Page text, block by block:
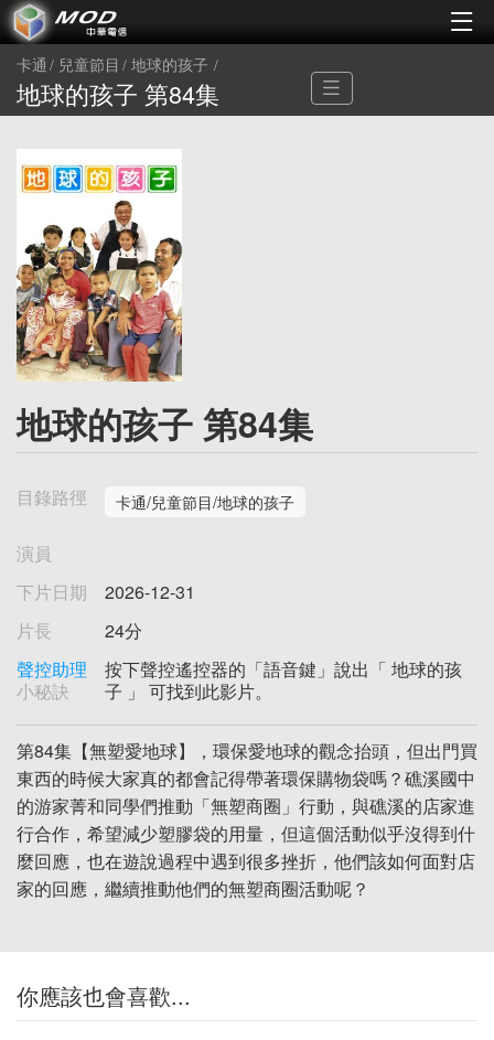
卡通 兒童節目 地球的孩子
地球的孩子 第84集
地球的孩子 第84集
目錄路徑 卡通/兒童節目/地球的孩子
演員
下片日期
2026-12-31
片長
24分
聲控助理
小秘訣
按下聲控遙控器的「語音鍵」說出「 地球的孩
子 」 可找到此影片。
第84集【無塑愛地球】，環保愛地球的觀念抬頭，但出門買
東西的時候大家真的都會記得帶著環保購物袋嗎？礁溪國中
的游家菁和同學們推動「無塑商圈」行動，與礁溪的店家進
行合作，希望減少塑膠袋的用量，但這個活動似乎沒得到什
麼回應，也在遊說過程中遇到很多挫折，他們該如何面對店
家的回應，繼續推動他們的無塑商圈活動呢？
你應該也會喜歡...